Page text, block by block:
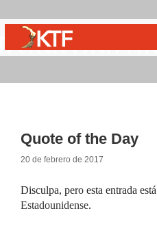
Quote of the Day
20 de febrero de 2017
Disculpa, pero esta entrada
Estadounidense.